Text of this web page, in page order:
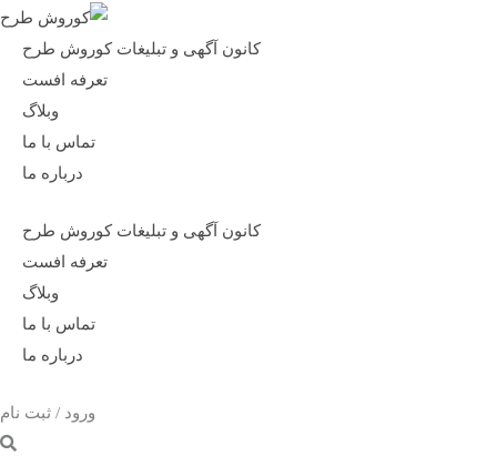
کانون آگهی و تبلیغات کوروش طرح
تعرفه افست
وبلاگ
تماس با ما
درباره ما
کانون آگهی و تبلیغات کوروش طرح
تعرفه افست
وبلاگ
تماس با ما
درباره ما
ورود / ثبت نام